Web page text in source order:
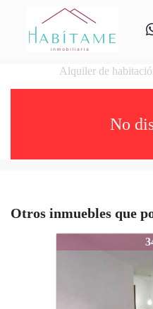
Alquiler de
No
Otros inmuebles que